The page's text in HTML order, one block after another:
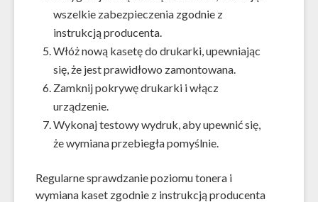
wszelkie zabezpieczenia zgodnie z
instrukcją producenta.
Włóż nową kasetę do drukarki, upewniając
się, że jest prawidłowo zamontowana.
Zamknij pokrywę drukarki i włącz
urządzenie.
Wykonaj testowy wydruk, aby upewnić się,
że wymiana przebiegła pomyślnie.
Regularne sprawdzanie poziomu tonera i
wymiana kaset zgodnie z instrukcją producenta